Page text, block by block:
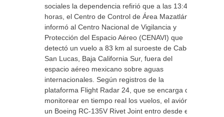
sociales la dependencia refirió que a las 13:41
horas, el Centro de Control de Área Mazatlán
informó al Centro Nacional de Vigilancia y
Protección del Espacio Aéreo (CENAVI) que
detectó un vuelo a 83 km al suroeste de Cabo
San Lucas, Baja California Sur, fuera del
espacio aéreo mexicano sobre aguas
internacionales. Según registros de la
plataforma Flight Radar 24, que se encarga de
monitorear en tiempo real los vuelos, el avión
un Boeing RC-135V Rivet Joint entro desde el